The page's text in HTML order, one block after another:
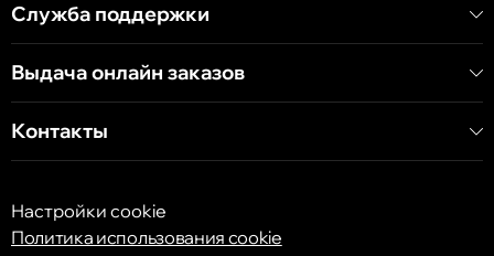
Кишинёв
ул. Арборилор 21, CC «Shopping MallDova»
Служба поддержки
Выдача онлайн заказов
Контакты
Настройки cookie
Политика использования cookie